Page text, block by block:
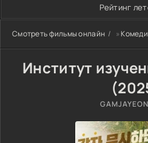
Рейтинг
Смотреть фильмы онлайн »
Институт